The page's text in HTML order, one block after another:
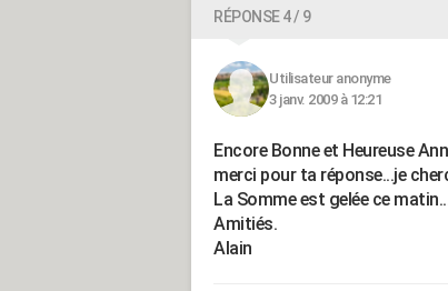
RÉPONSE 4 / 9
Utilisateur anonyme
3 janv. 2009 à 12:21
Encore Bonne et Heureuse
merci pour ta réponse...je
La Somme est gelée ce
Amitiés.
Alain